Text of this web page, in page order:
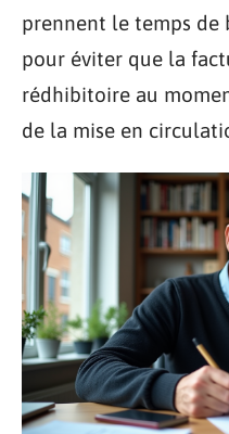
prennent le temps de
pour éviter que la
rédhibitoire au
de la mise en